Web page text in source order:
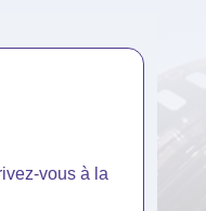
vous à la